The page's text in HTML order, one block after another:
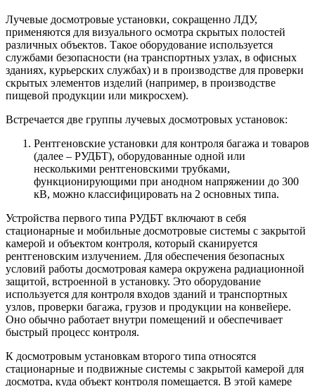
Лучевые досмотровые установки, сокращенно ЛДУ,
применяются для визуального осмотра скрытых полостей
различных объектов. Такое оборудование используется
службами безопасности (на транспортных узлах, в офисных
зданиях, курьерских службах) и в производстве для проверки
скрытых элементов изделий (например, в производстве
пищевой продукции или микросхем).
Встречается две группы лучевых досмотровых установок:
Рентгеновские установки для контроля багажа и товаров
(далее – РУДБТ), оборудованные одной или
несколькими рентгеновскими трубками,
функционирующими при анодном напряжении до 300
кВ, можно классифицировать на 2 основных типа.
Устройства первого типа РУДБТ включают в себя
стационарные и мобильные досмотровые системы с закрытой
камерой и объектом контроля, который сканируется
рентгеновским излучением. Для обеспечения безопасных
условий работы досмотровая камера окружена радиационной
защитой, встроенной в установку. Это оборудование
используется для контроля входов зданий и транспортных
узлов, проверки багажа, грузов и продукции на конвейере.
Оно обычно работает внутри помещений и обеспечивает
быстрый процесс контроля.
К досмотровым установкам второго типа относятся
стационарные и подвижные системы с закрытой камерой для
досмотра, куда объект контроля помещается. В этой камере